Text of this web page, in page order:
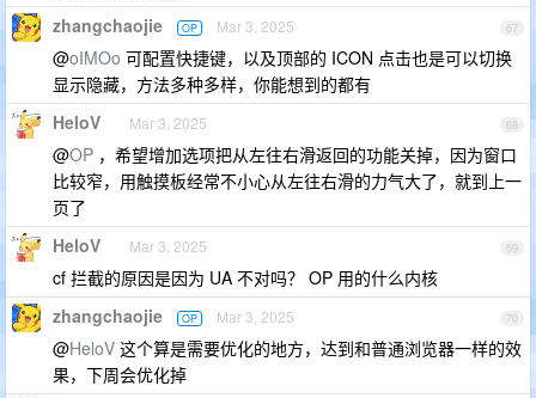
67
zhangchaojie OP Mar 3, 2025
@oIMOo 可配置快捷键，以及顶部的 ICON 点击也是可以切换
显示隐藏，方法多种多样，你能想到的都有
68
HeloV Mar 3, 2025
@OP ，希望增加选项把从左往右滑返回的功能关掉，因为窗口
比较窄，用触摸板经常不小心从左往右滑的力气大了，就到上一
页了
69
HeloV Mar 3, 2025
cf 拦截的原因是因为 UA 不对吗？ OP 用的什么内核
70
zhangchaojie OP Mar 3, 2025
@HeloV 这个算是需要优化的地方，达到和普通浏览器一样的效
果，下周会优化掉